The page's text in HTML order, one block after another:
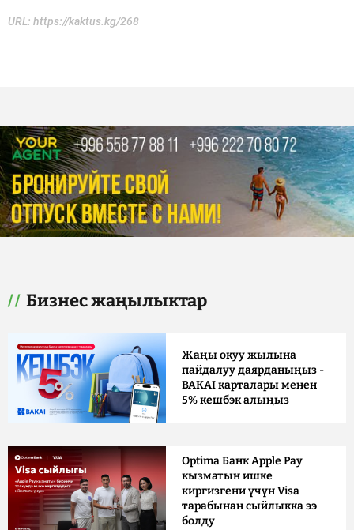
URL: https://kaktus.kg/268
Бизнес жаңылыктар
Жаңы окуу жылына
пайдалуу даярданыңыз -
BAKAI карталары менен
5% кешбэк алыңыз
Optima Банк Apple Pay
кызматын ишке
киргизгени үчүн Visa
тарабынан сыйлыкка ээ
болду